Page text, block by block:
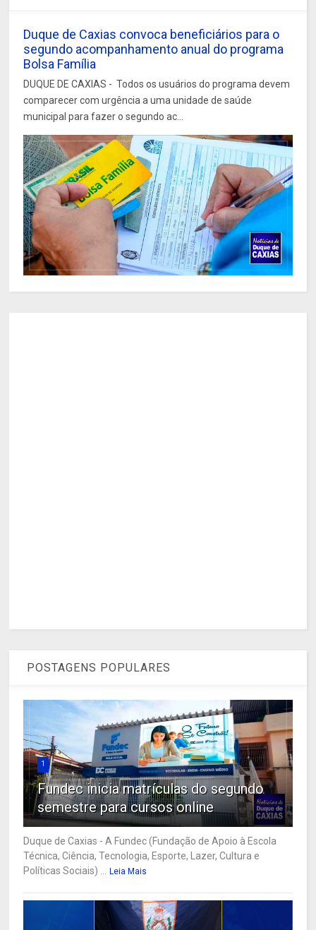
Duque de Caxias convoca beneficiários para o
segundo acompanhamento anual do programa
Bolsa Família
DUQUE DE CAXIAS - Todos os usuários do programa devem
comparecer com urgência a uma unidade de saúde
municipal para fazer o segundo ac...
POSTAGENS POPULARES
1
Fundec inicia matrículas do segundo
semestre para cursos online
Duque de Caxias - A Fundec (Fundação de Apoio à Escola
Técnica, Ciência, Tecnologia, Esporte, Lazer, Cultura e
Políticas Sociais) ... Leia Mais